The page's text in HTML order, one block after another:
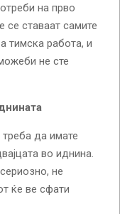
на прво
се ставаат самите
тимска работа, и
не сте
да имате
во иднина.
не
ќе ве сфати